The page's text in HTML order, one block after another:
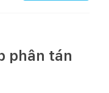
phân tán